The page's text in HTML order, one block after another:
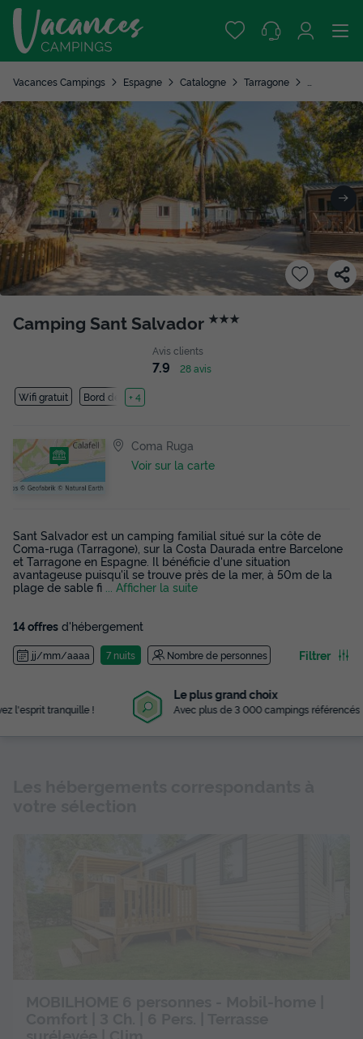
Vacances Campings Espagne Catalogne Tarragone
Camping Sant Salvador ★★★
Avis clients
7.9 28 avis
Wifi gratuit Bord de mer
+ 4
Coma Ruga
Voir sur la carte
Sant Salvador est un camping familial situé sur la côte de
Coma-ruga (Tarragone), sur la Costa Daurada entre Barcelone
et Tarragone en Espagne. Il bénéficie d'une situation
avantageuse puisqu'il se trouve près de la mer, à 50m de la
plage de sable fi
... Afficher la suite
14 offres d'hébergement
jj/mm/aaaa 7 nuits Nombre de personnes Filtrer
Le plus grand choix
Avec plus de 3 000 campings référencés